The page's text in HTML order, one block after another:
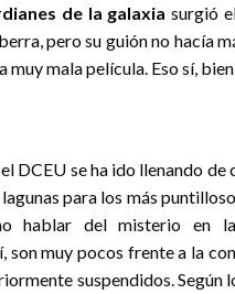
de la galaxia surgió
pero su guión no hacía
mala película. Eso sí,
DCEU se ha ido llenando de
para los más
hablar del misterio en
muy pocos frente a la
suspendidos. Según